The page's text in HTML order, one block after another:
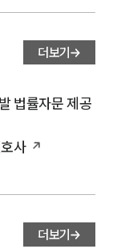
더보기
법률자문 제공
사
더보기